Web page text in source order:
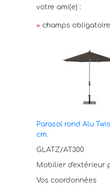
votre ami(e) :
champs
Parasol rond Alu
cm.
GLATZ/AT300
Mobilier d'extérieur
Vos coordonnées